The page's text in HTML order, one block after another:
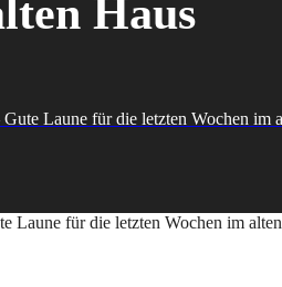
Haus
Laune für die letzten Wochen im